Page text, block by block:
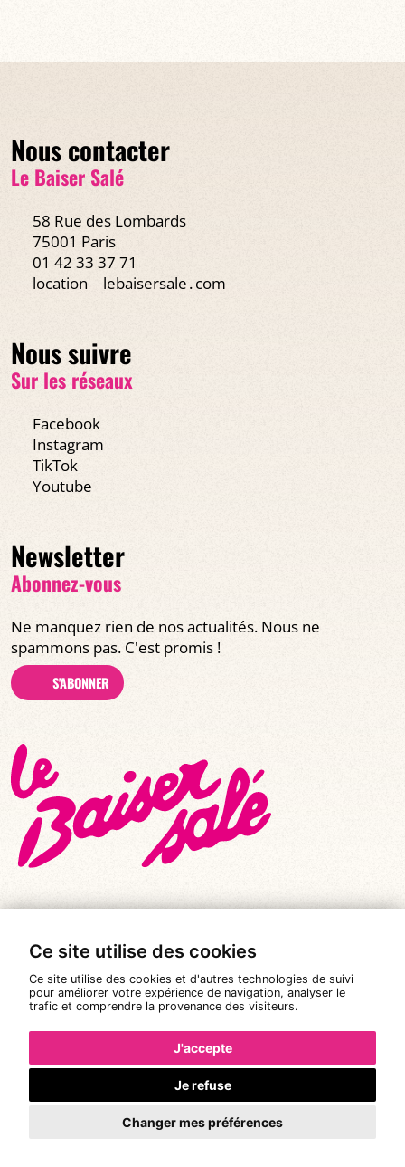
Ce site utilise des cookies
Ce site utilise des cookies et d'autres technologies de suivi
pour améliorer votre expérience de navigation, analyser le
trafic et comprendre la provenance des visiteurs.
J'accepte
Je refuse
Changer mes préférences
Nous contacter
Le Baiser Salé
58 Rue des Lombards
75001 Paris
01 42 33 37 71
location
lebaisersale․com
Nous suivre
Sur les réseaux
Facebook
Instagram
TikTok
Youtube
Newsletter
Abonnez-vous
Ne manquez rien de nos actualités. Nous ne
spammons pas. C'est promis !
S'ABONNER
© Tous droits réservés 2026 |
Le Baiser Salé
Mentions légales
Politique de confidentialité
Conditions Générales de Vente
Réalisation :Pixéine